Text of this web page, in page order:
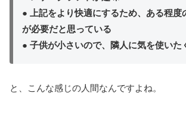
●
上記をより快適にするため、ある程
が必要だと思っている
● 子供が小さいので、隣人に気を使いた
と、こんな感じの人間なんですよね。